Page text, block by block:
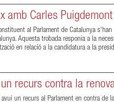
amb Carles
al Parlament de Catalunya
Aquesta trobada responia a la
en relació a la candidatura a la
recurs contra la
un recurs al Parlament en contra